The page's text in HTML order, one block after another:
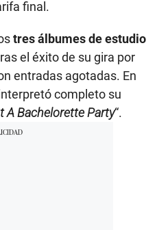
final.
tres álbumes de estudio
el éxito de su gira por
entradas agotadas. En
completo su
A Bachelorette Party“.